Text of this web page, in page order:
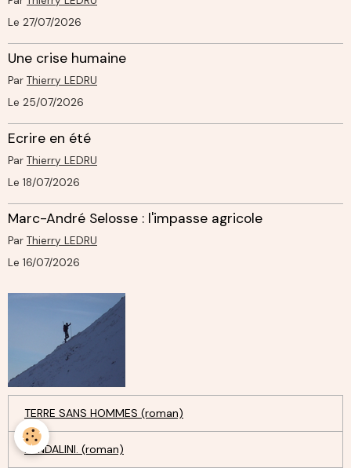
Le 27/07/2026
Une crise humaine
Par Thierry LEDRU
Le 25/07/2026
Ecrire en été
Par Thierry LEDRU
Le 18/07/2026
Marc-André Selosse : l'impasse agricole
Par Thierry LEDRU
Le 16/07/2026
TERRE SANS HOMMES (roman)
KUNDALINI. (roman)